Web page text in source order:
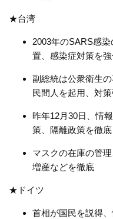
★台湾
2003年のSARS感染
置、感染症対策を
副総統は公衆衛生
民間人を起用、対
昨年12月30日、情
策、隔離政策を徹底
マスクの在庫の管
増産などを徹底
★ドイツ
首相が国民を説得